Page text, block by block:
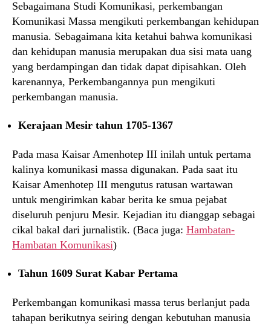
Sebagaimana Studi Komunikasi, perkembangan
Komunikasi Massa mengikuti perkembangan kehidupan
manusia. Sebagaimana kita ketahui bahwa komunikasi
dan kehidupan manusia merupakan dua sisi mata uang
yang berdampingan dan tidak dapat dipisahkan. Oleh
karenannya, Perkembangannya pun mengikuti
perkembangan manusia.
Kerajaan Mesir tahun 1705-1367
Pada masa Kaisar Amenhotep III inilah untuk pertama
kalinya komunikasi massa digunakan. Pada saat itu
Kaisar Amenhotep III mengutus ratusan wartawan
untuk mengirimkan kabar berita ke smua pejabat
diseluruh penjuru Mesir. Kejadian itu dianggap sebagai
cikal bakal dari jurnalistik. (Baca juga: Hambatan-
Hambatan Komunikasi)
Tahun 1609 Surat Kabar Pertama
Perkembangan komunikasi massa terus berlanjut pada
tahapan berikutnya seiring dengan kebutuhan manusia